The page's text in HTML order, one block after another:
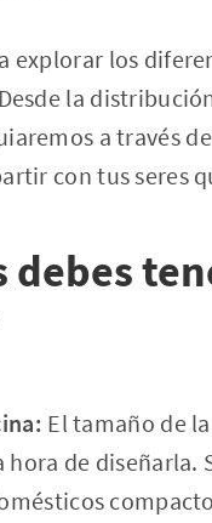
explorar los
la
a través
con tus seres
debes
El tamaño de
hora de